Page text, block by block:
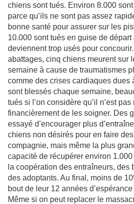
chiens sont tués. Environ 8.000
parce qu’ils ne sont pas assez
bonne santé pour assurer sur les
10.000 sont tués en guise de départ
deviennent trop usés pour
abattages, cinq chiens meurent sur
semaine à cause de traumatismes
comme des crises cardiaques dues
sont blessés chaque semaine,
tués si l’on considère qu’il n’est
financièrement de les soigner. Des
essayé d’encourager plus
chiens non désirés pour en faire
compagnie, mais même la plus
capacité de récupérer environ
la coopération des entraîneurs, des
des adoptants. Au final, moins de
bout de leur 12 années
Même si on peut replacer le